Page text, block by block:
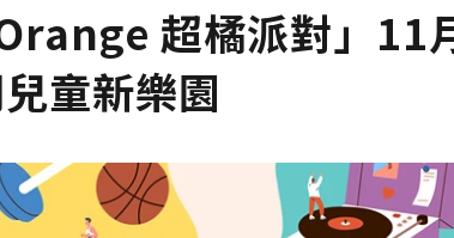
超橘派對」11
童新樂園